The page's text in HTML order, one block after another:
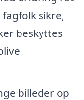
sikre,
beskyttes
billeder op